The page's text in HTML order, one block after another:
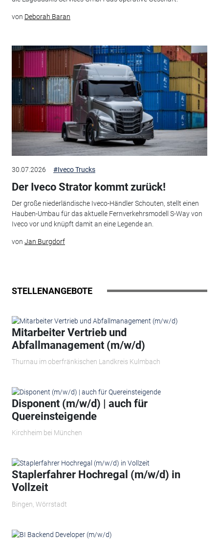
von Deborah Baran
30.07.2026 #Iveco Trucks
Der Iveco Strator kommt zurück!
Der große niederländische Iveco-Händler Schouten, stellt einen
Hauben-Umbau für das aktuelle Fernverkehrsmodell S-Way von
Iveco vor und knüpft damit an eine Legende an.
von Jan Burgdorf
STELLENANGEBOTE
Mitarbeiter Vertrieb und
Abfallmanagement (m/w/d)
Thurnau im oberfränkischen Landkreis Kulmbach
Disponent (m/w/d) | auch für
Quereinsteigende
Kirchheim bei München
Staplerfahrer Hochregal (m/w/d) in
Vollzeit
Bingen, Wörrstadt